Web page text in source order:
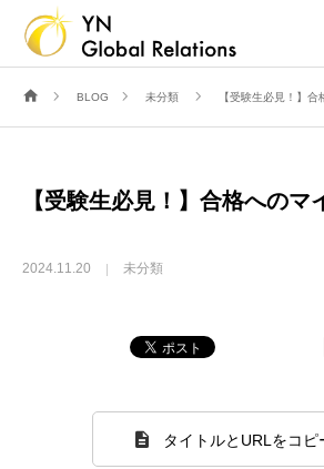
BLOG 未分類 【受験生必見！】
【受験生必見！】合格へのマ
2024.11.20 未分類
タイトルとURLをコピ